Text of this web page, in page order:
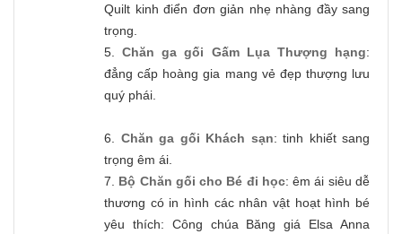
Quilt kinh điển đơn giản nhẹ nhàng đầy sang
trọng.
5.Chăn ga gối Gấm Lụa Thượng hạng:
đẳng cấp hoàng gia mang vẻ đẹp thượng lưu
quý phái.
6. Chăn ga gối Khách sạn: tinh khiết sang
trọng êm ái.
7. Bộ Chăn gối cho Bé đi học: êm ái siêu dễ
thương có in hình các nhân vật hoạt hình bé
yêu thích: Công chúa Băng giá Elsa Anna